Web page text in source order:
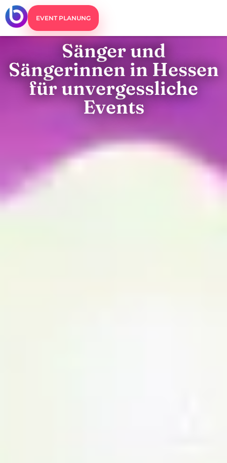
EVENT PLANUNG
Sänger und
Sängerinnen in Hessen
für unvergessliche
Events